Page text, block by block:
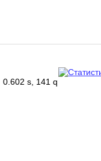
0.602 s, 141 q